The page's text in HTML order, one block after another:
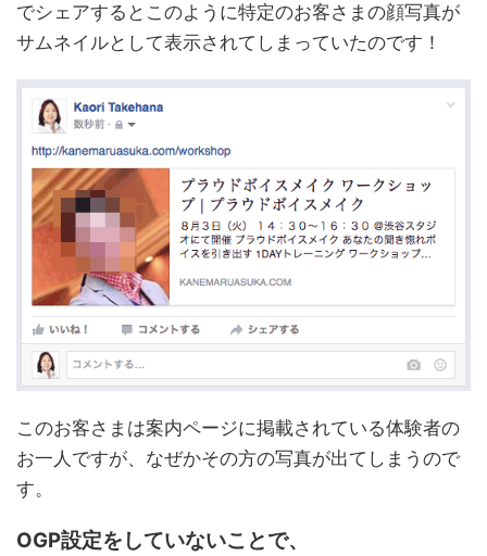
でシェアするとこのように特定のお客さまの顔写真が
サムネイルとして表示されてしまっていたのです！
このお客さまは案内ページに掲載されている体験者の
お一人ですが、なぜかその方の写真が出てしまうので
す。
OGP設定をしていないことで、